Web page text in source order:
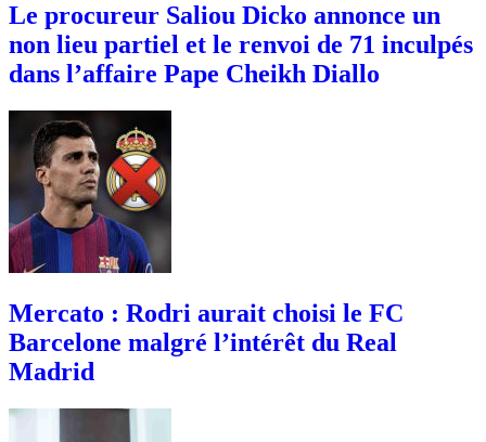
Le procureur Saliou Dicko annonce un
non lieu partiel et le renvoi de 71 inculpés
dans l’affaire Pape Cheikh Diallo
Mercato : Rodri aurait choisi le FC
Barcelone malgré l’intérêt du Real
Madrid